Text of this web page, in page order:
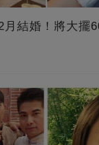
結婚！將大擺